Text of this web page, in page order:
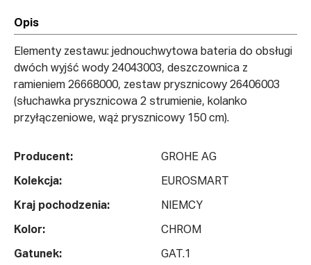
Opis
Elementy zestawu: jednouchwytowa bateria do obsługi
dwóch wyjść wody 24043003, deszczownica z
ramieniem 26668000, zestaw prysznicowy 26406003
(słuchawka prysznicowa 2 strumienie, kolanko
przyłączeniowe, wąż prysznicowy 150 cm).
Producent: GROHE AG
Kolekcja: EUROSMART
Kraj pochodzenia: NIEMCY
Kolor: CHROM
Gatunek: GAT.1